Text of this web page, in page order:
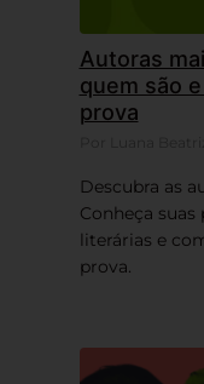
Autoras
quem são
prova
Descubra as
Conheça
literárias e
prova.